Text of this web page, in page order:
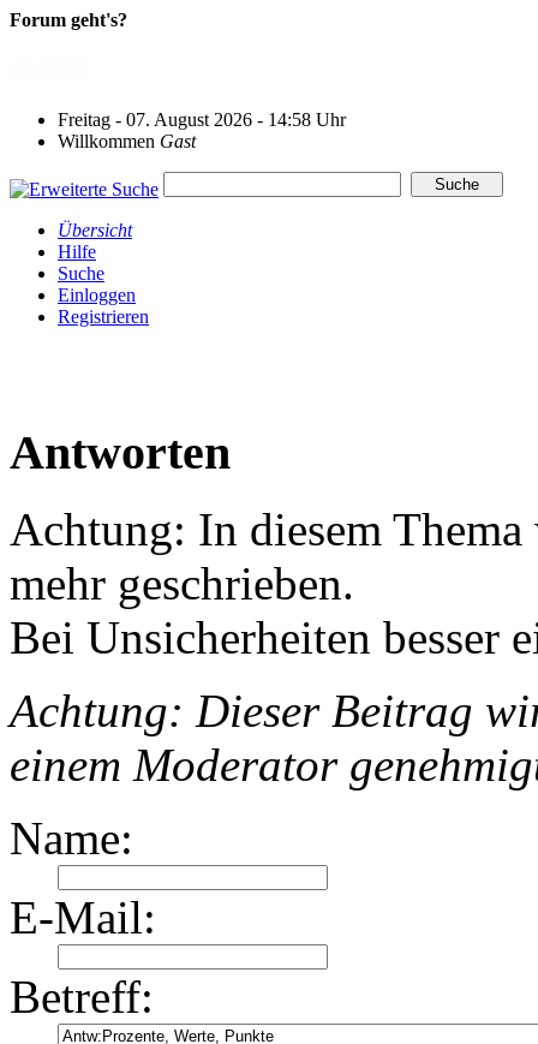
Forum geht's?
Freitag - 07. August 2026 - 14:58 Uhr
Willkommen Gast
Übersicht
Hilfe
Suche
Einloggen
Registrieren
Antworten
Achtung: In diesem
mehr geschrieben.
Bei Unsicherheiten besser
Achtung: Dieser Beitrag
einem Moderator
Name:
E-Mail:
Betreff: